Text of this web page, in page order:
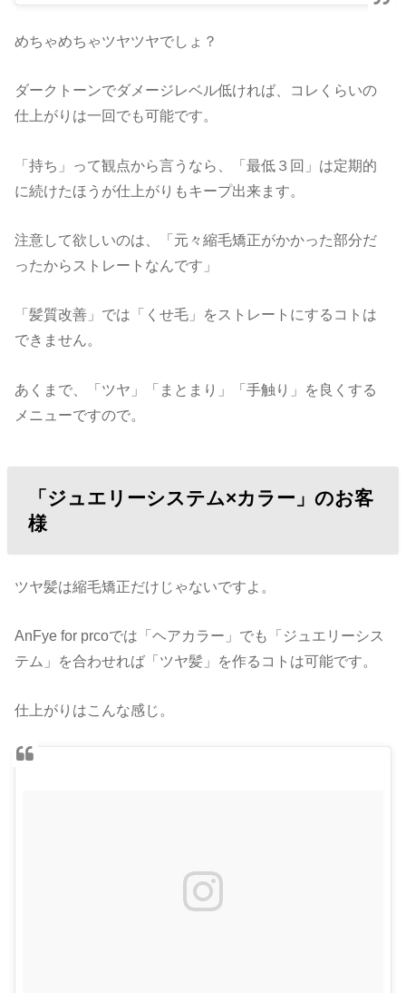
めちゃめちゃツヤツヤでしょ？
ダークトーンでダメージレベル低ければ、コレくらいの
仕上がりは一回でも可能です。
「持ち」って観点から言うなら、「最低３回」は定期的
に続けたほうが仕上がりもキープ出来ます。
注意して欲しいのは、「元々縮毛矯正がかかった部分だ
ったからストレートなんです」
「髪質改善」では「くせ毛」をストレートにするコトは
できません。
あくまで、「ツヤ」「まとまり」「手触り」を良くする
メニューですので。
「ジュエリーシステム×カラー」のお客
様
ツヤ髪は縮毛矯正だけじゃないですよ。
AnFye for prcoでは「ヘアカラー」でも「ジュエリーシス
テム」を合わせれば「ツヤ髪」を作るコトは可能です。
仕上がりはこんな感じ。